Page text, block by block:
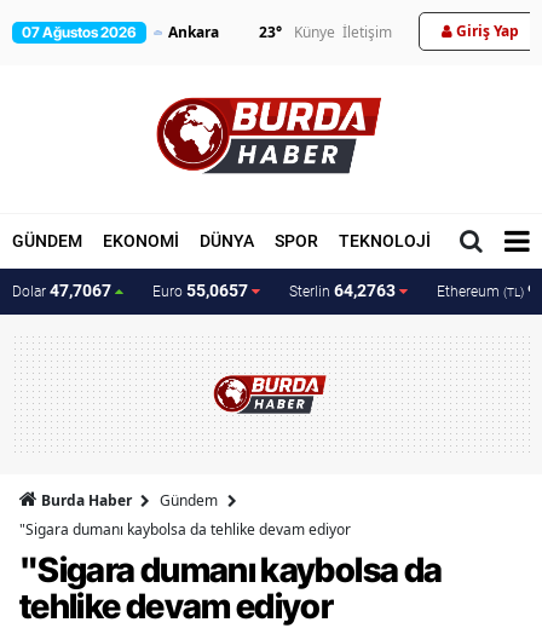
07 Ağustos 2026 23° Künye İletişim Giriş Yap
GÜNDEM EKONOMİ DÜNYA SPOR TEKNOLOJİ MAGAZİN
Dolar 47,7067 Euro 55,0657 Sterlin 64,2763 Ethereum (TL)
Burda Haber
Gündem
"Sigara dumanı kaybolsa da tehlike devam ediyor
"Sigara dumanı kaybolsa da
tehlike devam ediyor